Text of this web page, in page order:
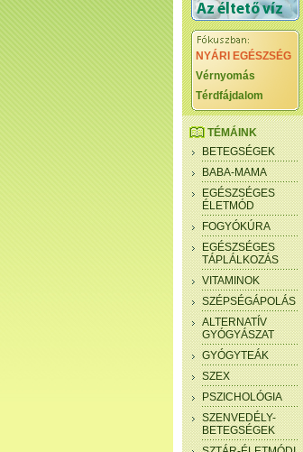
NYÁRI EGÉSZSÉG
Vérnyomás
Térdfájdalom
TÉMÁINK
BETEGSÉGEK
BABA-MAMA
EGÉSZSÉGES
ÉLETMÓD
FOGYÓKÚRA
EGÉSZSÉGES
TÁPLÁLKOZÁS
VITAMINOK
SZÉPSÉGÁPOLÁS
ALTERNATÍV
GYÓGYÁSZAT
GYÓGYTEÁK
SZEX
PSZICHOLÓGIA
SZENVEDÉLY-
BETEGSÉGEK